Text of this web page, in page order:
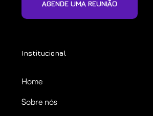
AGENDE UMA REUNIÃO
Institucional
Home
Sobre nós